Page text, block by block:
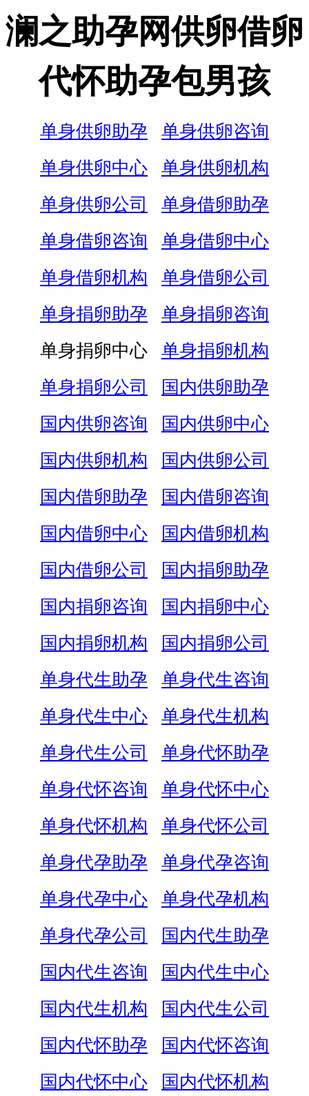
澜之助孕网供卵借卵
代怀助孕包男孩
单身供卵助孕
单身供卵咨询
单身供卵中心
单身供卵机构
单身供卵公司
单身借卵助孕
单身借卵咨询
单身借卵中心
单身借卵机构
单身借卵公司
单身捐卵助孕
单身捐卵咨询
单身捐卵中心
单身捐卵机构
单身捐卵公司
国内供卵助孕
国内供卵咨询
国内供卵中心
国内供卵机构
国内供卵公司
国内借卵助孕
国内借卵咨询
国内借卵中心
国内借卵机构
国内借卵公司
国内捐卵助孕
国内捐卵咨询
国内捐卵中心
国内捐卵机构
国内捐卵公司
单身代生助孕
单身代生咨询
单身代生中心
单身代生机构
单身代生公司
单身代怀助孕
单身代怀咨询
单身代怀中心
单身代怀机构
单身代怀公司
单身代孕助孕
单身代孕咨询
单身代孕中心
单身代孕机构
单身代孕公司
国内代生助孕
国内代生咨询
国内代生中心
国内代生机构
国内代生公司
国内代怀助孕
国内代怀咨询
国内代怀中心
国内代怀机构